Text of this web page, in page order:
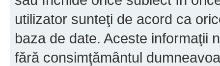
utilizator sunteţi de acord ca
baza de date. Aceste informaţii
fără consimţământul